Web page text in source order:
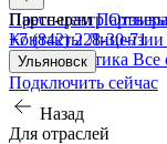
Пресс-центр
КонтактыЛицензии
и деловая этика Все
Партнерам
+7 (842) 228-30-71
Ульяновск
Подключить сейчас
Назад
Для отраслей